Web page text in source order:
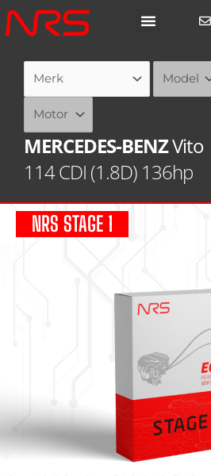
Ga
naar
MERCEDES-BENZVito
114 CDI (1.8D) 136hp
NRS STAGE 1